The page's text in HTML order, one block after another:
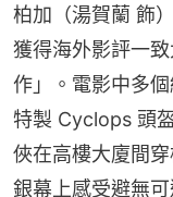
柏加（湯賀蘭 飾
獲得海外影評一
作」。電影中多
特製 Cyclops 頭
俠在高樓大廈間
銀幕上感受避無